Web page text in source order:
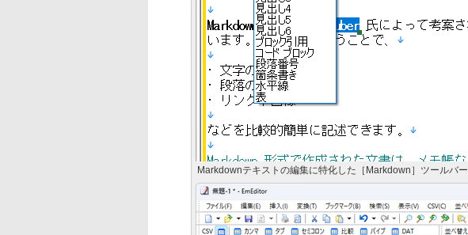
Markdownテキストの編集に特化した［Markdown］ツールバー